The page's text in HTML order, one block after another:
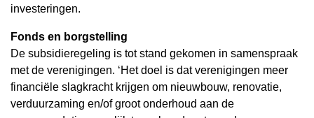
investeringen.
Fonds en borgstelling
De subsidieregeling is tot stand gekomen in samenspraak
met de verenigingen. ‘Het doel is dat verenigingen meer
financiële slagkracht krijgen om nieuwbouw, renovatie,
verduurzaming en/of groot onderhoud aan de